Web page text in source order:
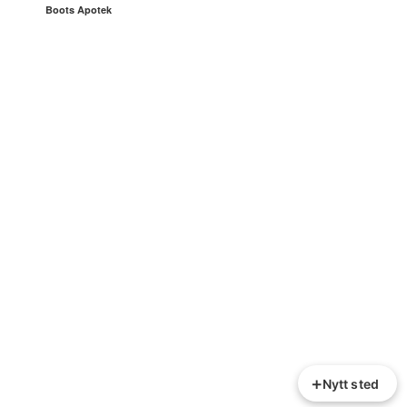
Boots Apotek
+Nytt sted